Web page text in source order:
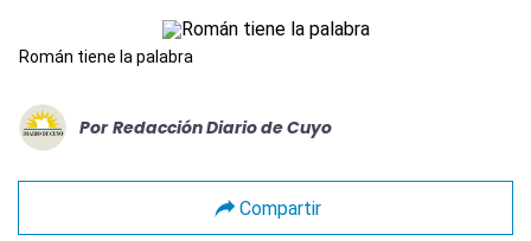
Román tiene la palabra
Por Redacción Diario de Cuyo
Compartir